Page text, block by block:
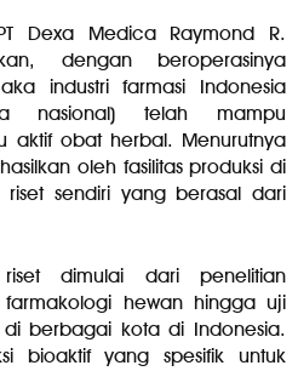
Dexa Medica Raymond R.
dengan beroperasinya
industri farmasi Indonesia
nasional) telah mampu
aktif obat herbal. Menurutnya
oleh fasilitas produksi di
riset sendiri yang berasal dari
riset dimulai dari penelitian
hewan hingga uji
di berbagai kota di Indonesia.
bioaktif yang spesifik untuk